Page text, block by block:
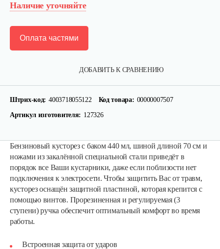
Наличие уточняйте
ДОБАВИТЬ К СРАВНЕНИЮ
Оплата частями
Штрих-код: 4003718055122 Код товара: 00000007507
Артикул изготовителя: 127326
Бензиновый кусторез с баком 440 мл, шиной длиной 70 см и
ножами из закалённой специальной стали приведёт в
порядок все Ваши кустарники, даже если поблизости нет
подключения к электросети. Чтобы защитить Вас от травм,
кусторез оснащён защитной пластиной, которая крепится с
помощью винтов. Прорезиненная и регулируемая (3
ступени) ручка обеспечит оптимальный комфорт во время
работы.
Встроенная защита от ударов